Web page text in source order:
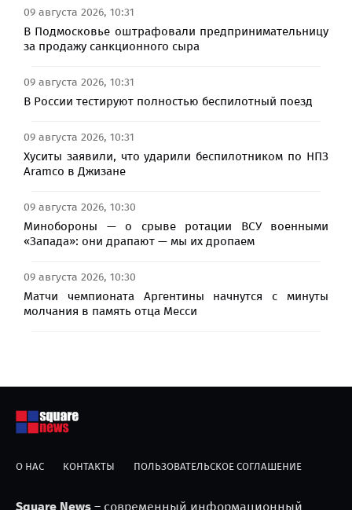
09 августа 2026, 10:31
В Подмосковье оштрафовали предпринимательницу
за продажу санкционного сыра
09 августа 2026, 10:31
В России тестируют полностью беспилотный поезд
09 августа 2026, 10:31
Хуситы заявили, что ударили беспилотником по НПЗ
Aramco в Джизане
09 августа 2026, 10:30
Минобороны — о срыве ротации ВСУ военными
«Запада»: они драпают — мы их дропаем
09 августа 2026, 10:30
Матчи чемпионата Аргентины начнутся с минуты
молчания в память отца Месси
О НАС КОНТАКТЫ ПОЛЬЗОВАТЕЛЬСКОЕ СОГЛАШЕНИЕ
Square News – современный информационный